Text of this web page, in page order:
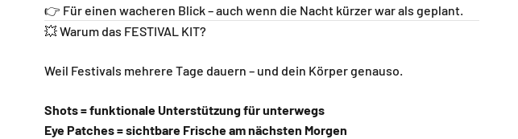
👉 Für einen wacheren Blick – auch wenn die Nacht kürzer war als geplant.
💥 Warum das FESTIVAL KIT?
Weil Festivals mehrere Tage dauern – und dein Körper genauso.
Shots = funktionale Unterstützung für unterwegs
Eye Patches = sichtbare Frische am nächsten Morgen